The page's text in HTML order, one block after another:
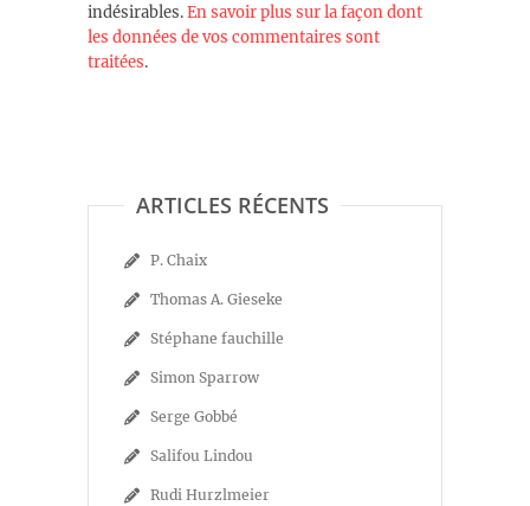
indésirables.En savoir plus sur la façon dont
les données de vos commentaires sont
traitées.
ARTICLES RÉCENTS
P. Chaix
Thomas A. Gieseke
Stéphane fauchille
Simon Sparrow
Serge Gobbé
Salifou Lindou
Rudi Hurzlmeier